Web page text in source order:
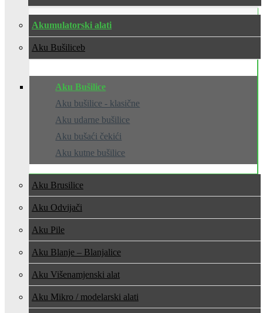
Akumulatorski alati
Aku Bušilice
Aku Bušilice
Aku bušilice - klasične
Aku udarne bušilice
Aku bušaći čekići
Aku kutne bušilice
Aku Brusilice
Aku Odvijači
Aku Pile
Aku Blanje – Blanjalice
Aku Višenamjenski alat
Aku Mikro / modelarski alati